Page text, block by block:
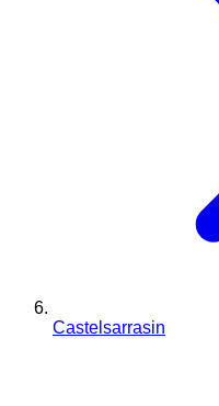
Castelsarrasin